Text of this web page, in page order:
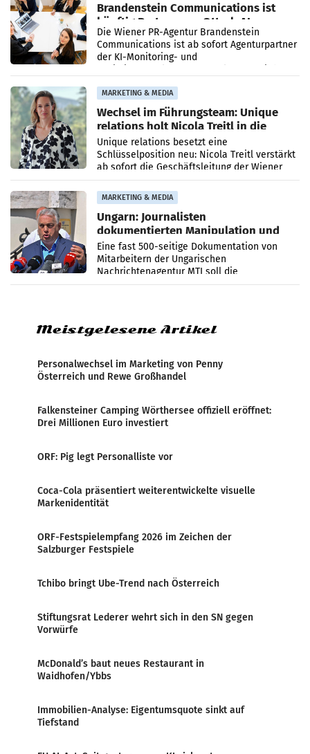
Brandenstein Communications ist
künftig Partner von OtterlyAI
Die Wiener PR-Agentur Brandenstein
Communications ist ab sofort Agenturpartner
der KI-Monitoring- und
MARKETING & MEDIA
Wechsel im Führungsteam: Unique
relations holt Nicola Treitl in die
Geschäftsleitung
Unique relations besetzt eine
Schlüsselposition neu: Nicola Treitl verstärkt
ab sofort die Geschäftsleitung der Wiener
PR-Agentur an der Seite von Josef Kalina und
Anna Kalina-Mahr.
MARKETING & MEDIA
Ungarn: Journalisten
dokumentierten Manipulation und
Zensur
Eine fast 500-seitige Dokumentation von
Mitarbeitern der Ungarischen
Nachrichtenagentur MTI soll die
systematische Nachrichten-Manipulation und
Meistgelesene Artikel
Personalwechsel im Marketing von Penny
Österreich und Rewe Großhandel
Falkensteiner Camping Wörthersee offiziell eröffnet:
Drei Millionen Euro investiert
ORF: Pig legt Personalliste vor
Coca-Cola präsentiert weiterentwickelte visuelle
Markenidentität
ORF-Festspielempfang 2026 im Zeichen der
Salzburger Festspiele
Tchibo bringt Ube-Trend nach Österreich
Stiftungsrat Lederer wehrt sich in den SN gegen
Vorwürfe
McDonald’s baut neues Restaurant in
Waidhofen/Ybbs
Immobilien-Analyse: Eigentumsquote sinkt auf
Tiefstand